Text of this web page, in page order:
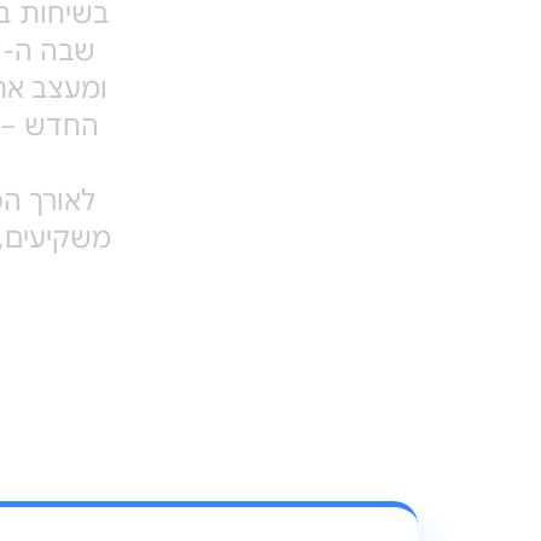
בשיחות
ומעצב
החדש –
לאורך